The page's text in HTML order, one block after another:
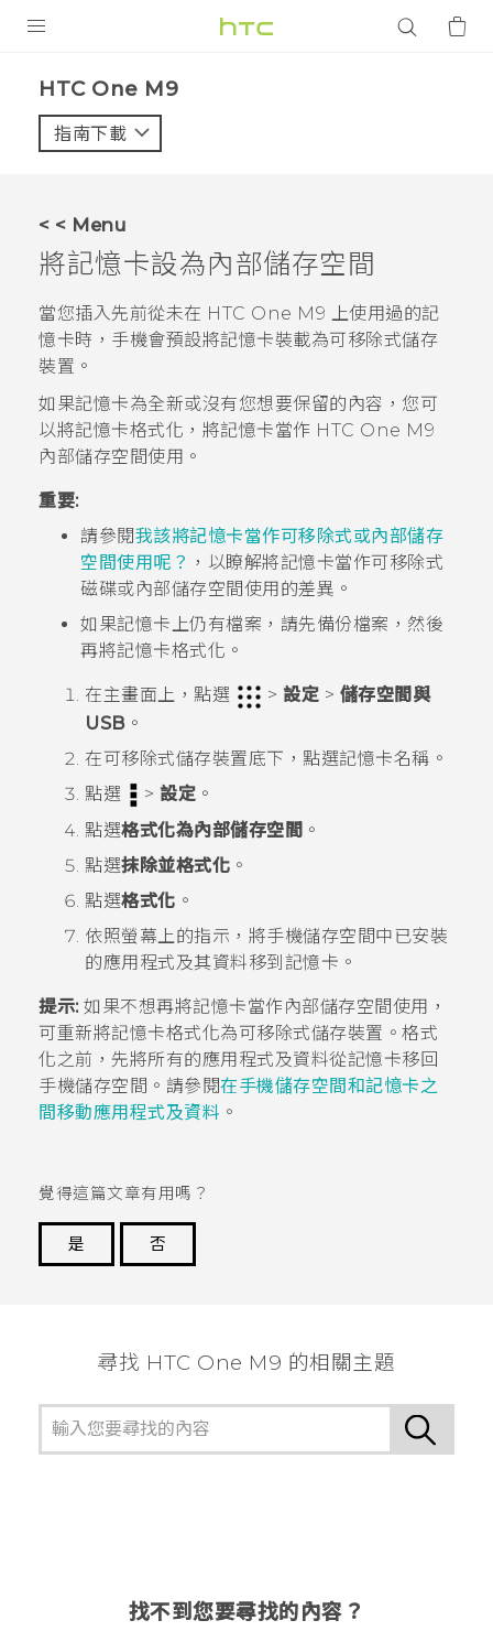
VIVE
應用程式
支援服務
登入
HTC One M9‎
指南下載
< < Menu
將記憶卡設為內部儲存空間
當您插入先前從未在 HTC One M9 上使用過的記
憶卡時，手機會預設將記憶卡裝載為可移除式儲存
裝置。
如果記憶卡為全新或沒有您想要保留的內容，您可
以將記憶卡格式化，將記憶卡當作 HTC One M9
內部儲存空間使用。
重要:
請參閱我該將記憶卡當作可移除式或內部儲存
空間使用呢？ ，以瞭解將記憶卡當作可移除式
磁碟或內部儲存空間使用的差異。
如果記憶卡上仍有檔案，請先備份檔案，然後
再將記憶卡格式化。
在主畫面上，點選 > 設定 > 儲存空間與
USB。
在可移除式儲存裝置底下，點選記憶卡名稱。
點選
> 設定 。
點選格式化為內部儲存空間 。
點選抹除並格式化 。
點選格式化 。
依照螢幕上的指示，將手機儲存空間中已安裝
的應用程式及其資料移到記憶卡。
提示:如果不想再將記憶卡當作內部儲存空間使用，
可重新將記憶卡格式化為可移除式儲存裝置。格式
化之前，先將所有的應用程式及資料從記憶卡移回
手機儲存空間。請參閱在手機儲存空間和記憶卡之
間移動應用程式及資料 。
覺得這篇文章有用嗎？
是
否
尋找 HTC One M9 的相關主題
找不到您要尋找的內容？